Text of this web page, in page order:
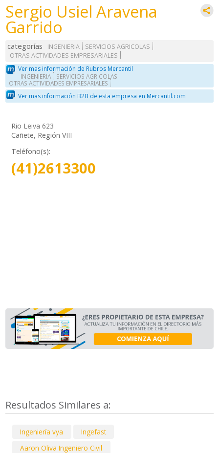
Sergio Usiel Aravena
Garrido
categorías INGENIERIA
SERVICIOS AGRICOLAS
OTRAS ACTIVIDADES EMPRESARIALES
Ver mas información de Rubros Mercantil
INGENIERIA
SERVICIOS AGRICOLAS
OTRAS ACTIVIDADES EMPRESARIALES
Ver mas información B2B de esta empresa en Mercantil.com
Rio Leiva 623
Cañete, Región VIII
Teléfono(s):
(41)2613300
Resultados Similares a:
Ingeniería vya
Ingefast
Aaron Oliva Ingeniero Civil